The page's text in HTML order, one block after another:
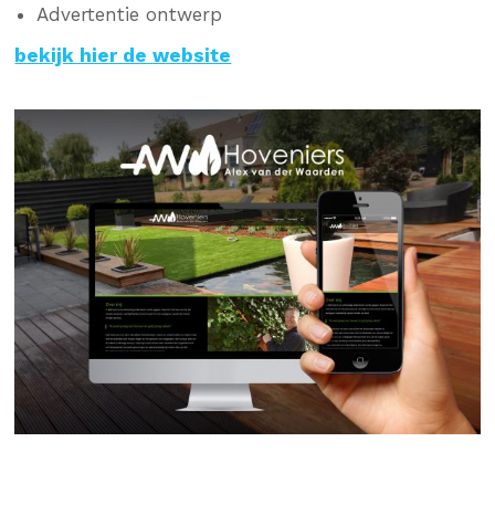
Advertentie ontwerp
bekijk hier de website